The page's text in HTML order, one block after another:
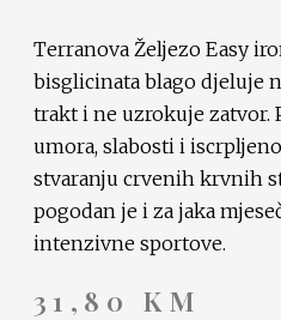
Terranova Željezo Easy
bisglicinata blago djeluje
trakt i ne uzrokuje zatvor.
umora, slabosti i
stvaranju crvenih krvnih
pogodan je i za jaka
intenzivne sportove.
31,80 KM